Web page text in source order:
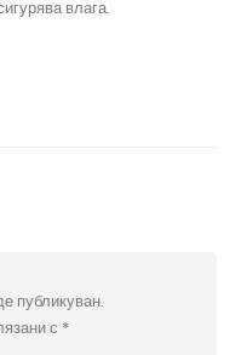
влага.
публикуван.
с *